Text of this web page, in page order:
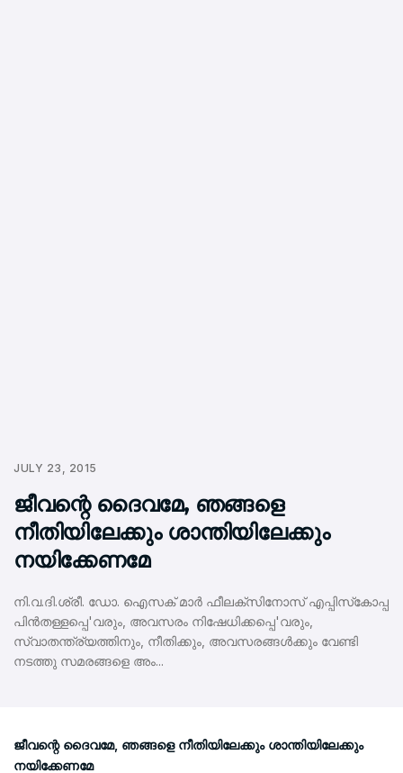
JULY 23, 2015
ജീവന്റെ ദൈവമേ, ഞങ്ങളെ
നീതിയിലേക്കും ശാന്തിയിലേക്കും
നയിക്കേണമേ
നി.വ.ദി.ശ്രീ. ഡോ. ഐസക് മാര്‍ ഫീലക്‌സിനോസ് എപ്പിസ്‌കോപ്പ
പിന്‍തള്ളപ്പെ'വരും, അവസരം നിഷേധിക്കപ്പെ'വരും,
സ്വാതന്ത്ര്യത്തിനും, നീതിക്കും, അവസരങ്ങള്‍ക്കും വേണ്ടി
നടത്തു സമരങ്ങളെ അം...
ജീവന്റെ ദൈവമേ, ഞങ്ങളെ നീതിയിലേക്കും ശാന്തിയിലേക്കും
നയിക്കേണമേ